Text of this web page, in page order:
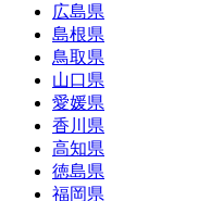
広島県
島根県
鳥取県
山口県
愛媛県
香川県
高知県
徳島県
福岡県